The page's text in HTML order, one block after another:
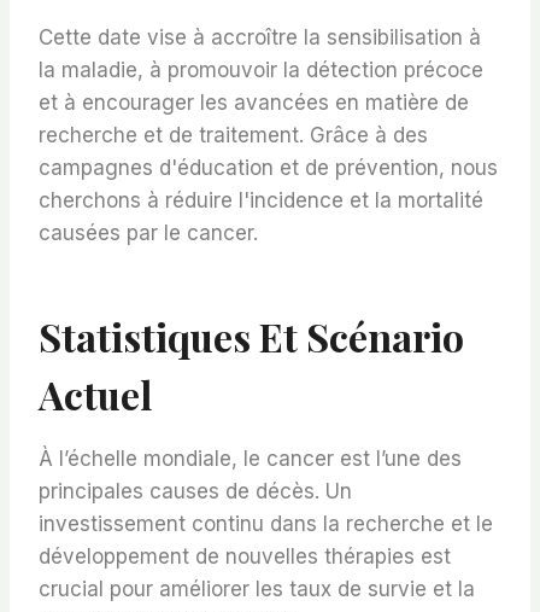
Cette date vise à accroître la sensibilisation à
la maladie, à promouvoir la détection précoce
et à encourager les avancées en matière de
recherche et de traitement. Grâce à des
campagnes d'éducation et de prévention, nous
cherchons à réduire l'incidence et la mortalité
causées par le cancer.
Statistiques Et Scénario
Actuel
À l’échelle mondiale, le cancer est l’une des
principales causes de décès. Un
investissement continu dans la recherche et le
développement de nouvelles thérapies est
crucial pour améliorer les taux de survie et la